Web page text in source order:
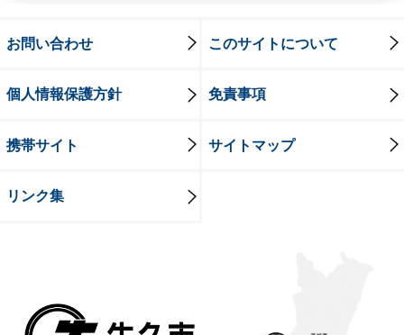
お問い合わせ このサイトについて
個人情報保護方針 免責事項
携帯サイト サイトマップ
リンク集